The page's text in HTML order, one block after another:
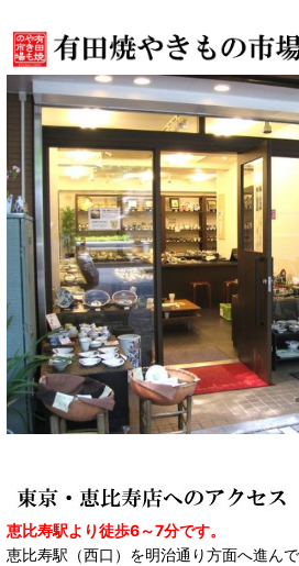
恵比寿駅より徒歩6～7分です。
恵比寿駅（西口）を明治通り方面へ進んで